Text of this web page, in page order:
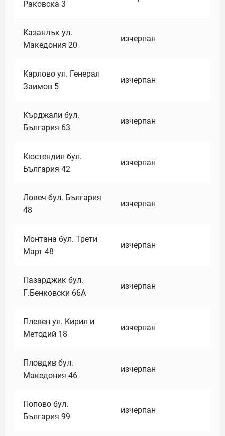
Раковска 3
Казанлък ул.
Македония 20
изчерпан
Карлово ул. Генерал
Заимов 5
изчерпан
Кърджали бул.
България 63
изчерпан
Кюстендил бул.
България 42
изчерпан
Ловеч бул. България
48
изчерпан
Монтана бул. Трети
Март 48
изчерпан
Пазарджик бул.
Г.Бенковски 66А
изчерпан
Плевен ул. Кирил и
Методий 18
изчерпан
Пловдив бул.
Македония 46
изчерпан
Попово бул.
България 99
изчерпан